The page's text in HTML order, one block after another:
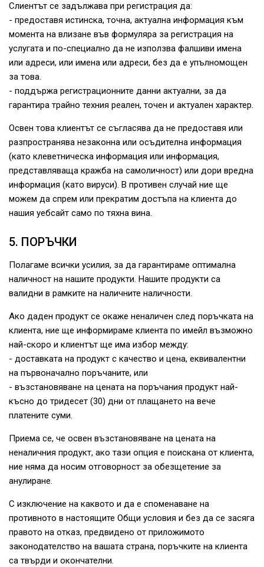
Слиентът се задължава при регистрация да:
- предоставя истинска, точна, актуална информация към
момента на влизане във формуляра за регистрация на
услугата и по-специално да не използва фалшиви имена
или адреси, или имена или адреси, без да е упълномощен
за това.
- поддържа регистрационните данни актуални, за да
гарантира трайно техния реален, точен и актуален характер.
Освен това клиентът се съгласява да не предоставя или
разпространява незаконна или осъдителна информация
(като клеветническа информация или информация,
представляваща кражба на самоличност) или дори вредна
информация (като вируси). В противен случай ние ще
можем да спрем или прекратим достъпа на клиента до
нашия уебсайт само по тяхна вина.
5. ПОРЪЧКИ
Полагаме всички усилия, за да гарантираме оптимална
наличност на нашите продукти. Нашите продукти са
валидни в рамките на наличните наличности.
Ако даден продукт се окаже неналичен след поръчката на
клиента, ние ще информираме клиента по имейл възможно
най-скоро и клиентът ще има избор между:
- доставката на продукт с качество и цена, еквивалентни
на първоначално поръчаните, или
- възстановяване на цената на поръчания продукт най-
късно до тридесет (30) дни от плащането на вече
платените суми.
Приема се, че освен възстановяване на цената на
неналичния продукт, ако тази опция е поискана от клиента,
ние няма да носим отговорност за обезщетение за
анулиране.
С изключение на каквото и да е споменаване на
противното в настоящите Общи условия и без да се засяга
правото на отказ, предвидено от приложимото
законодателство на вашата страна, поръчките на клиента
са твърди и окончателни.